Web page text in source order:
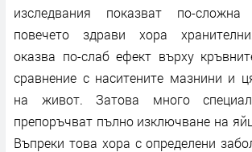
изследвания показват по-
повечето здрави хора
оказва по-слаб ефект върху
сравнение с наситените мазнини и
на живот. Затова много
препоръчват пълно изключване на
Въпреки това хора с определени